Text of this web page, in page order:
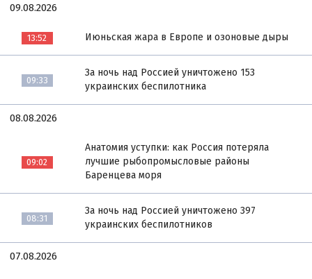
09.08.2026
13:52 Июньская жара в Европе и озоновые дыры
09:33
За ночь над Россией уничтожено 153
украинских беспилотника
08.08.2026
09:02
Анатомия уступки: как Россия потеряла
лучшие рыбопромысловые районы
Баренцева моря
08:31
За ночь над Россией уничтожено 397
украинских беспилотников
07.08.2026